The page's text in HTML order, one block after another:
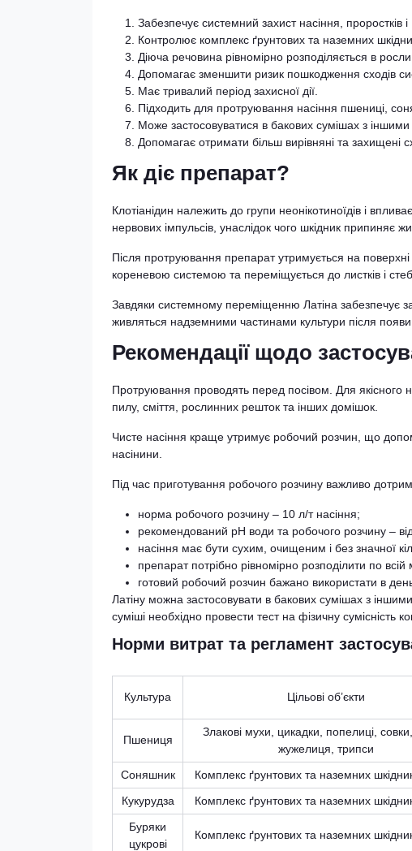
Забезпечує системний захист насіння, проростків і
Контролює комплекс ґрунтових та наземних
Діюча речовина рівномірно розподіляється в
Допомагає зменшити ризик пошкодження сходів
Має тривалий період захисної дії.
Підходить для протруювання насіння пшениці,
Може застосовуватися в бакових сумішах з
Допомагає отримати більш вирівняні та захищені
Як діє препарат?
Клотіанідин належить до групи неонікотиноїдів і
нервових імпульсів, унаслідок чого шкідник припиняє
Після протруювання препарат утримується на
кореневою системою та переміщується до листків і
Завдяки системному переміщенню Латіна забезпечує
живляться надземними частинами культури після появи
Рекомендації щодо
Протруювання проводять перед посівом. Для якісного
пилу, сміття, рослинних решток та інших домішок.
Чисте насіння краще утримує робочий розчин, що
насінини.
Під час приготування робочого розчину важливо
норма робочого розчину – 10 л/т насіння;
рекомендований pH води та робочого розчину –
насіння має бути сухим, очищеним і без значної
препарат потрібно рівномірно розподілити по всій
готовий робочий розчин бажано використати в
Латіну можна застосовувати в бакових сумішах з
суміші необхідно провести тест на фізичну сумісність
Норми витрат та регламент
Культура Цільові об’єкти
Пшениця
Злакові мухи, цикадки, попелиці,
жужелиця, трипси
Соняшник Комплекс ґрунтових та наземних
Кукурудза
Комплекс ґрунтових та наземних
Буряки
цукрові
Комплекс ґрунтових та наземних